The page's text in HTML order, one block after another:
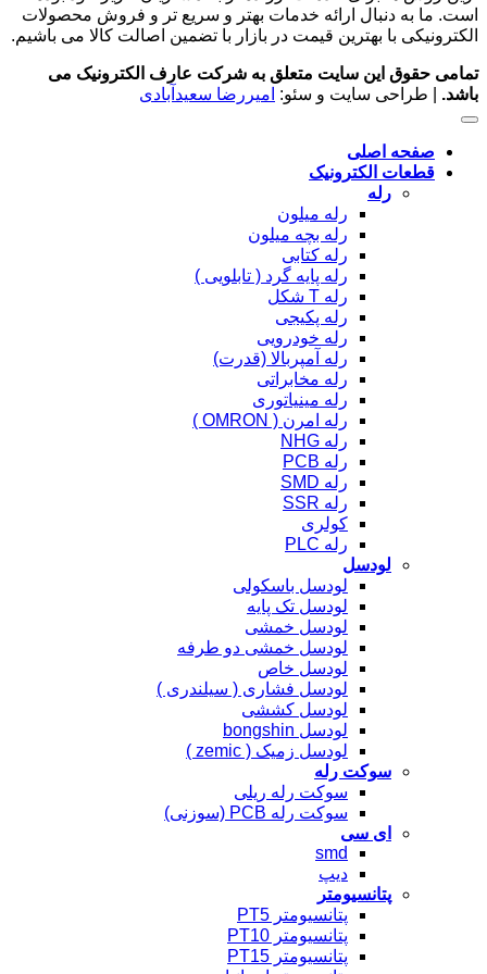
است. ما به دنبال ارائه خدمات بهتر و سریع تر و فروش محصولات
الکترونیکی با بهترین قیمت در بازار با تضمین اصالت کالا می باشیم.
تمامی حقوق این سایت متعلق به شرکت عارف الکترونیک می
باشد. | طراحی سایت و سئو: امیررضا سعیدآبادی
صفحه اصلی
قطعات الکترونیک
رله
رله میلون
رله بچه میلون
رله کتابی
رله پایه گرد ( تابلویی )
رله T شکل
رله پکیجی
رله خودرویی
رله آمپربالا (قدرت)
رله مخابراتی
رله مینیاتوری
رله امرن ( OMRON )
رله NHG
رله PCB
رله SMD
رله SSR
کولری
رله PLC
لودسل
لودسل باسکولی
لودسل تک پایه
لودسل خمشی
لودسل خمشی دو طرفه
لودسل خاص
لودسل فشاری ( سیلندری )
لودسل کششی
لودسل bongshin
لودسل زمیک ( zemic )
سوکت رله
سوکت رله ریلی
سوکت رله PCB (سوزنی)
ای سی
smd
دیپ
پتانسیومتر
پتانسیومتر PT5
پتانسیومتر PT10
پتانسیومتر PT15